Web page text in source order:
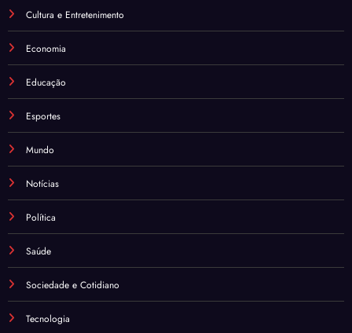
Cultura e Entretenimento
Economia
Educação
Esportes
Mundo
Notícias
Política
Saúde
Sociedade e Cotidiano
Tecnologia